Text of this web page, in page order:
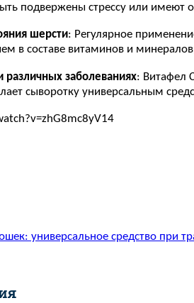
подвержены стрессу или имеют
шерсти: Регулярное
в составе витаминов и
заболеваниях: Витафел
сыворотку универсальным
универсальное средство при